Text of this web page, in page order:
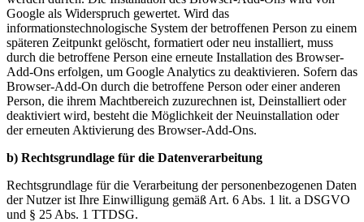
Google als Widerspruch gewertet. Wird das
informationstechnologische System der betroffenen Person zu einem
späteren Zeitpunkt gelöscht, formatiert oder neu installiert, muss
durch die betroffene Person eine erneute Installation des Browser-
Add-Ons erfolgen, um Google Analytics zu deaktivieren. Sofern das
Browser-Add-On durch die betroffene Person oder einer anderen
Person, die ihrem Machtbereich zuzurechnen ist, Deinstalliert oder
deaktiviert wird, besteht die Möglichkeit der Neuinstallation oder
der erneuten Aktivierung des Browser-Add-Ons.
b) Rechtsgrundlage für die Datenverarbeitung
Rechtsgrundlage für die Verarbeitung der personenbezogenen Daten
der Nutzer ist Ihre Einwilligung gemäß Art. 6 Abs. 1 lit. a DSGVO
und § 25 Abs. 1 TTDSG.